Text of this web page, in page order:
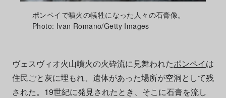
ポンペイで噴火の犠牲になった人々の石膏像。
Photo: Ivan Romano/Getty Images
ヴェスヴィオ火山噴火の火砕流に見舞われたポンペイは
住民ごと灰に埋もれ、遺体があった場所が空洞として残
された。19世紀に発見されたとき、そこに石膏を流し